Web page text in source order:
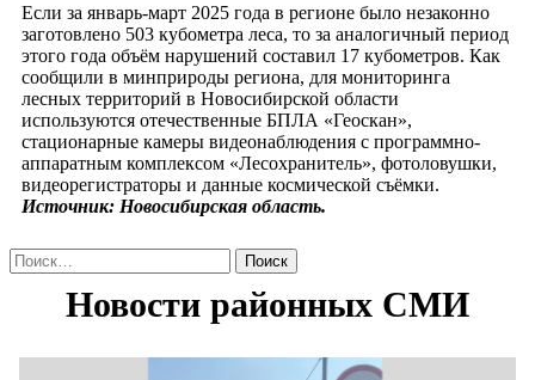
Если за январь-март 2025 года в регионе было незаконно
заготовлено 503 кубометра леса, то за аналогичный период
этого года объём нарушений составил 17 кубометров. Как
сообщили в минприроды региона, для мониторинга
лесных территорий в Новосибирской области
используются отечественные БПЛА «Геоскан»,
стационарные камеры видеонаблюдения с программно-
аппаратным комплексом «Лесохранитель», фотоловушки,
видеорегистраторы и данные космической съёмки.
Источник: Новосибирская область.
Найти: